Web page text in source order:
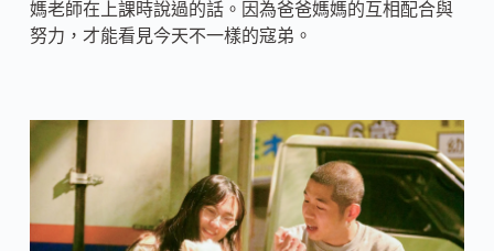
媽老師在上課時說過的話。因為爸爸媽媽的互相配合與
努力，才能看見今天不一樣的寇弟。